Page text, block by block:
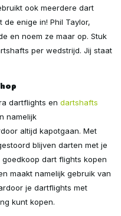
ook meerdere dart
enige in! Phil Taylor,
en noem ze maar op. Stuk
per wedstrijd. Jij staat
dartflights en dartshafts
namelijk
altijd kapotgaan. Met
blijven darten met je
dart flights kopen
maakt namelijk gebruik van
je dartflights met
kunt kopen.